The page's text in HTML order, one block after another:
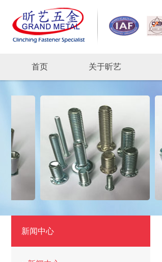
首页 关于昕艺
新闻中心